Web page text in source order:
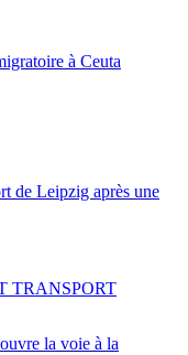
à Ceuta
de Leipzig après une
la voie à la
TRANSPORT